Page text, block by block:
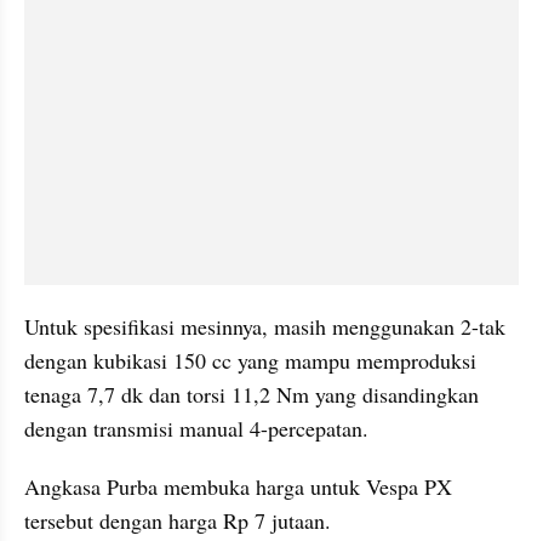
Untuk spesifikasi mesinnya, masih menggunakan 2-tak
dengan kubikasi 150 cc yang mampu memproduksi
tenaga 7,7 dk dan torsi 11,2 Nm yang disandingkan
dengan transmisi manual 4-percepatan.
Angkasa Purba membuka harga untuk Vespa PX
tersebut dengan harga Rp 7 jutaan.